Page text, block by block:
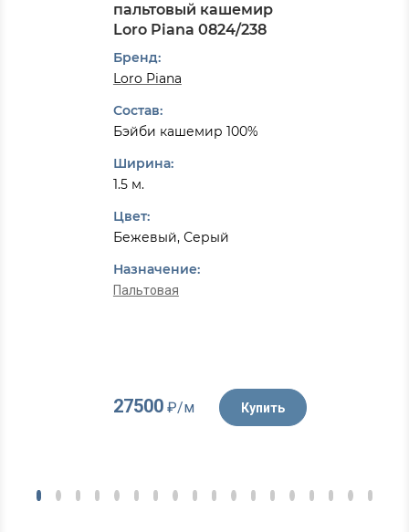
пальтовый кашемир
Loro Piana 0824/238
Бренд:
Loro Piana
Состав:
Бэйби кашемир 100%
Ширина:
1.5 м.
Цвет:
Бежевый, Серый
Назначение:
Пальтовая
27500₽/м Купить